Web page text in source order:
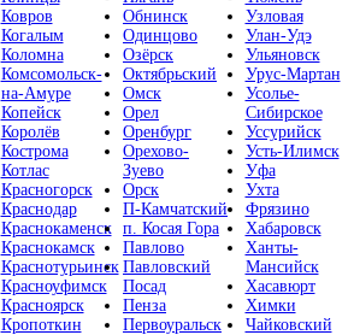
Ковров
Когалым
Коломна
Комсомольск-
на-Амуре
Копейск
Королёв
Кострома
Котлас
Красногорск
Краснодар
Краснокаменск
Краснокамск
Краснотурьинск
Красноуфимск
Красноярск
Кропоткин
Обнинск
Одинцово
Озёрск
Октябрьский
Омск
Орел
Оренбург
Орехово-
Зуево
Орск
П-Камчатский
п. Косая Гора
Павлово
Павловский
Посад
Пенза
Первоуральск
Узловая
Улан-Удэ
Ульяновск
Урус-Мартан
Усолье-
Сибирское
Уссурийск
Усть-Илимск
Уфа
Ухта
Фрязино
Хабаровск
Ханты-
Мансийск
Хасавюрт
Химки
Чайковский